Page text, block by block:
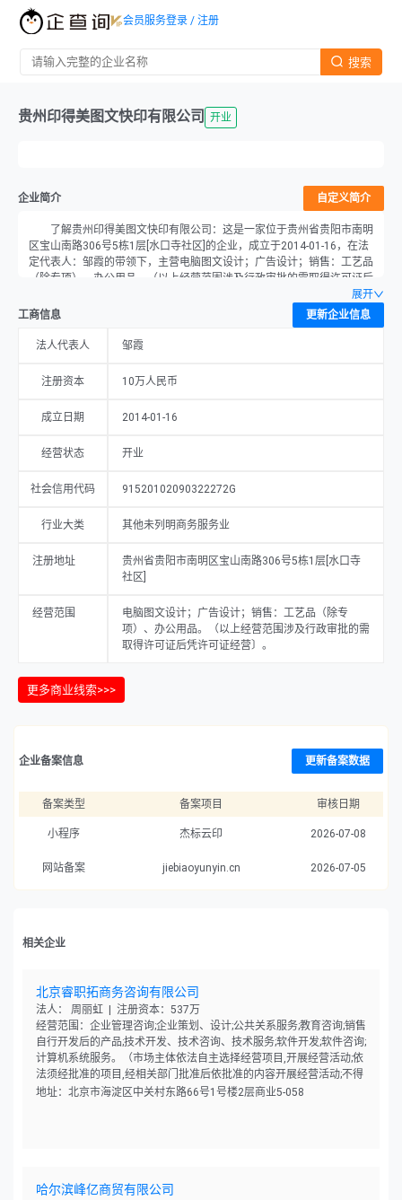
搜索
会员服务登录 / 注册
贵州印得美图文快印有限公司 开业
企业简介 自定义简介
了解贵州印得美图文快印有限公司：这是一家位于贵州省贵阳市南明
区宝山南路306号5栋1层[水口寺社区]的企业，成立于2014-01-16，在法
定代表人：邹霞的带领下，主营电脑图文设计；广告设计；销售：工艺品
（除专项）、办公用品。（以上经营范围涉及行政审批的需取得许可证后
展开
工商信息
更新企业信息
法人代表人 邹霞
注册资本 10万人民币
成立日期 2014-01-16
经营状态 开业
社会信用代码 91520102090322272G
行业大类 其他未列明商务服务业
注册地址
贵州省贵阳市南明区宝山南路306号5栋1层[水口寺
社区]
经营范围
电脑图文设计；广告设计；销售：工艺品（除专
项）、办公用品。（以上经营范围涉及行政审批的需
取得许可证后凭许可证经营〕。
更多商业线索>>>
企业备案信息 更新备案数据
备案类型 备案项目 审核日期
小程序 杰标云印 2026-07-08
网站备案 jiebiaoyunyin.cn 2026-07-05
相关企业
北京睿职拓商务咨询有限公司
法人： 周丽虹 | 注册资本：537万
经营范围：企业管理咨询;企业策划、设计;公共关系服务;教育咨询;销售
自行开发后的产品;技术开发、技术咨询、技术服务;软件开发;软件咨询;
计算机系统服务。（市场主体依法自主选择经营项目,开展经营活动;依
法须经批准的项目,经相关部门批准后依批准的内容开展经营活动;不得
从事国家和本市产业政策禁止和限制类项目的经营活动。）
地址：北京市海淀区中关村东路66号1号楼2层商业5-058
哈尔滨峰亿商贸有限公司